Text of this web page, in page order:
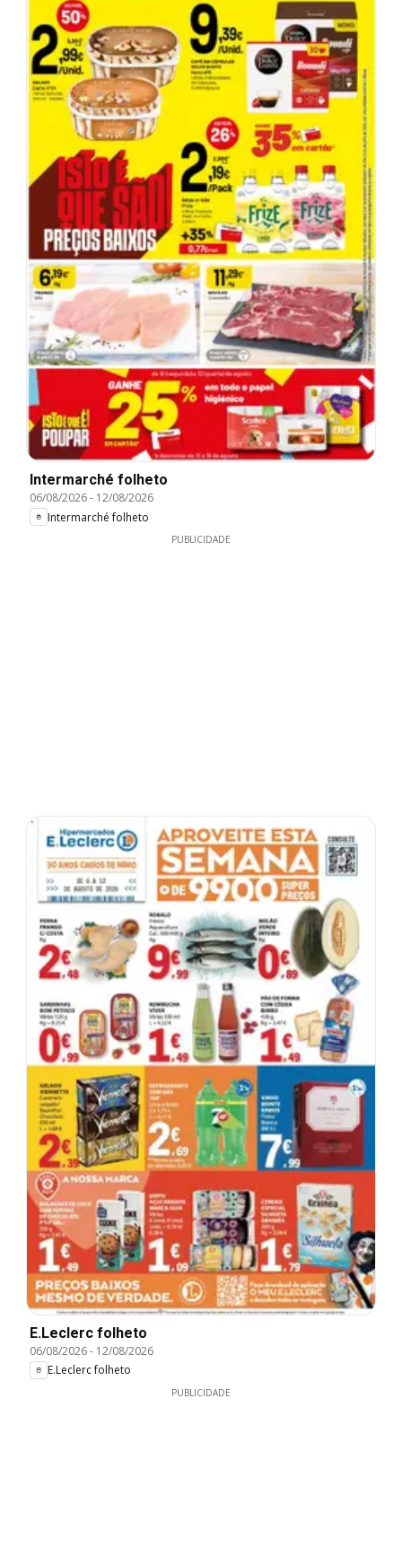
Intermarché folheto
06/08/2026- 12/08/2026
Intermarché folheto
PUBLICIDADE
E.Leclerc folheto
06/08/2026- 12/08/2026
E.Leclerc folheto
PUBLICIDADE